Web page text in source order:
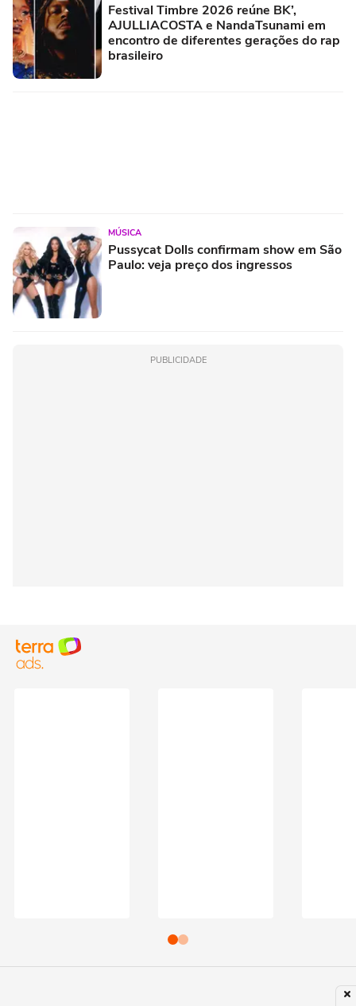
Festival Timbre 2026 reúne BK’,
AJULLIACOSTA e NandaTsunami em
encontro de diferentes gerações do rap
brasileiro
MÚSICA
Pussycat Dolls confirmam show em São
Paulo: veja preço dos ingressos
PUBLICIDADE